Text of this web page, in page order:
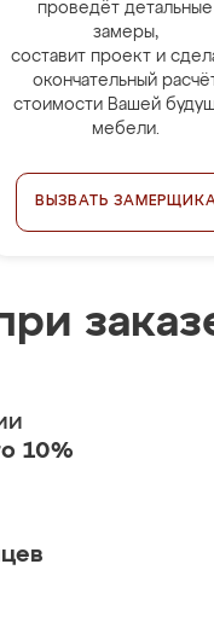
проведёт детальные
замеры,
составит проект и
окончательный
стоимости Вашей
мебели.
ВЫЗВАТЬ
10%